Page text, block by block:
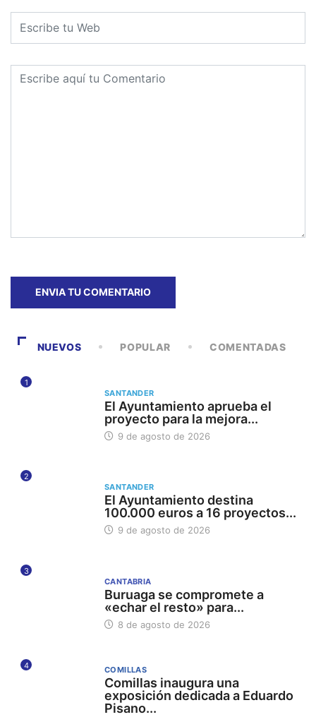
NUEVOS POPULAR COMENTADAS
1
SANTANDER
El Ayuntamiento aprueba el
proyecto para la mejora...
9 de agosto de 2026
2
SANTANDER
El Ayuntamiento destina
100.000 euros a 16 proyectos...
9 de agosto de 2026
3
CANTABRIA
Buruaga se compromete a
«echar el resto» para...
8 de agosto de 2026
4 COMILLAS
Comillas inaugura una
exposición dedicada a Eduardo
Pisano...